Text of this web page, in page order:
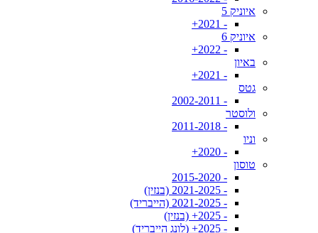
איוניק 5
- 2021+
איוניק 6
- 2022+
באיון
- 2021+
גטס
- 2002-2011
ולוסטר
- 2011-2018
וניו
- 2020+
טוסון
- 2015-2020
- 2021-2025 (בנזין)
- 2021-2025 (הייבריד)
- 2025+ (בנזין)
- 2025+ (לונג הייבריד)